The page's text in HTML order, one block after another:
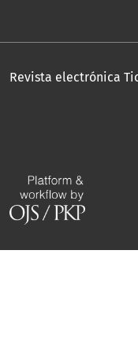
Revista electrónica